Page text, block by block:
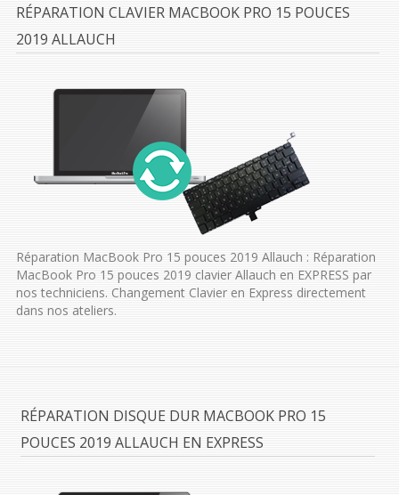
RÉPARATION CLAVIER MACBOOK PRO 15 POUCES
2019 ALLAUCH
Réparation MacBook Pro 15 pouces 2019 Allauch : Réparation
MacBook Pro 15 pouces 2019 clavier Allauch en EXPRESS par
nos techniciens. Changement Clavier en Express directement
dans nos ateliers.
RÉPARATION DISQUE DUR MACBOOK PRO 15
POUCES 2019 ALLAUCH EN EXPRESS